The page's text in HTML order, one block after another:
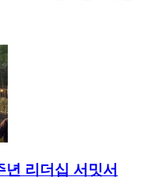
년 리더십 서밋서